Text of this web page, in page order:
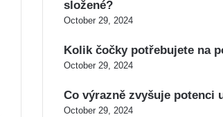
složené?
October 29, 2024
Kolik čočky potřebujete na
October 29, 2024
Co výrazně zvyšuje potenci
October 29, 2024